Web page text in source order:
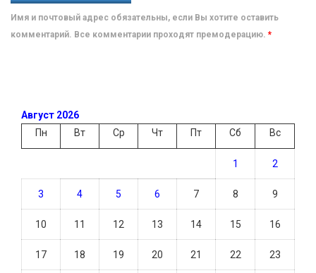
Имя и почтовый адрес обязательны, если Вы хотите оставить
комментарий. Все комментарии проходят премодерацию. *
Август 2026
Пн
Вт Ср Чт Пт Сб Вс
1 2
3 4 5 6 7 8 9
10 11 12 13 14 15 16
17 18 19 20 21 22 23